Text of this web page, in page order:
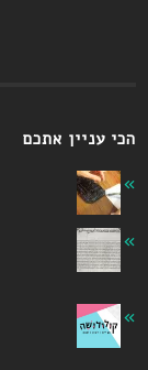
הכי עניין אתכם